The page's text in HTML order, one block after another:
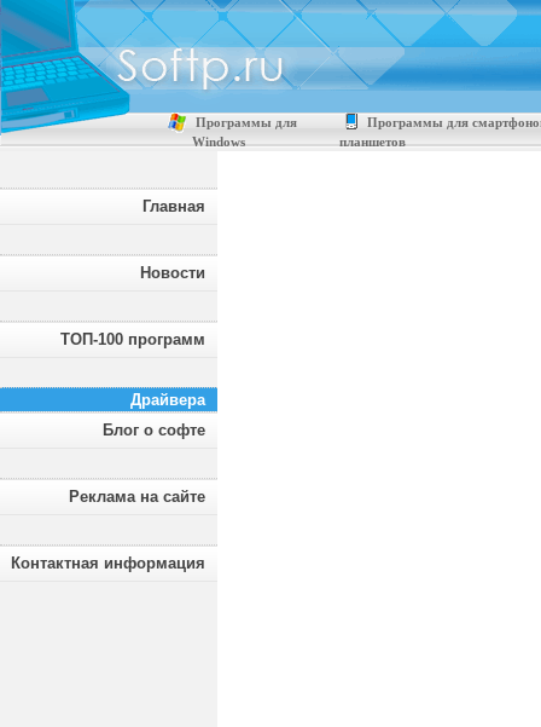
Программы для
Windows
Программы для
планшетов
Главная
Новости
ТОП-100 программ
Драйвера
Блог о софте
Реклама на сайте
Контактная информация